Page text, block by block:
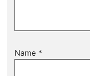
Name *